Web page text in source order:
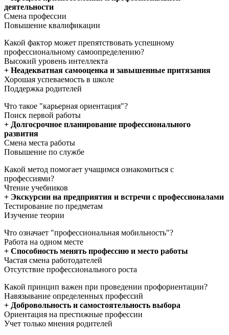
деятельности
Смена профессии
Повышение квалификации
Какой фактор может препятствовать успешному
профессиональному самоопределению?
Высокий уровень интеллекта
+ Неадекватная самооценка и завышенные притязания
Хорошая успеваемость в школе
Поддержка родителей
Что такое "карьерная ориентация"?
Поиск первой работы
+ Долгосрочное планирование профессионального
развития
Смена места работы
Повышение по службе
Какой метод помогает учащимся ознакомиться с
профессиями?
Чтение учебников
+ Экскурсии на предприятия и встречи с профессионалами
Тестирование по предметам
Изучение теории
Что означает "профессиональная мобильность"?
Работа на одном месте
+ Способность менять профессию и место работы
Частая смена работодателей
Отсутствие профессионального роста
Какой принцип важен при проведении профориентации?
Навязывание определенных профессий
+ Добровольность и самостоятельность выбора
Ориентация на престижные профессии
Учет только мнения родителей